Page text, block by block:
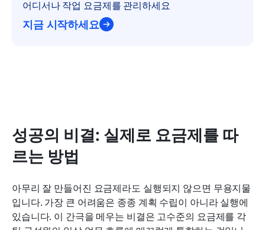
어디서나 작업 요금제를 관리하세요
지금 시작하세요
성공의 비결: 실제로 요금제를 따
르는 방법
아무리 잘 만들어진 요금제라도 실행되지 않으면 무용지물
입니다. 가장 큰 어려움은 종종 계획 수립이 아니라 실행에
있습니다. 이 간극을 메우는 비결은 고수준의 요금제를 각